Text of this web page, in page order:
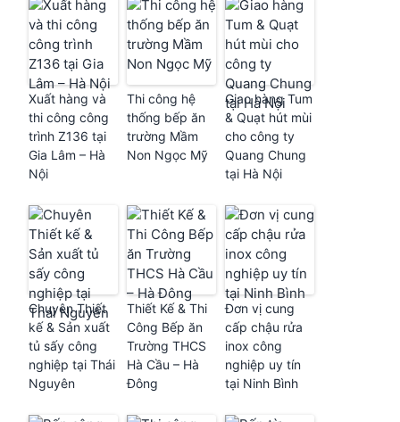
Xuất hàng và
thi công công
trình Z136 tại
Gia Lâm – Hà
Nội
Thi công hệ
thống bếp ăn
trường Mầm
Non Ngọc Mỹ
Giao hàng Tum
& Quạt hút mùi
cho công ty
Quang Chung
tại Hà Nội
Chuyên Thiết
kế & Sản xuất
tủ sấy công
nghiệp tại Thái
Nguyên
Thiết Kế & Thi
Công Bếp ăn
Trường THCS
Hà Cầu – Hà
Đông
Đơn vị cung
cấp chậu rửa
inox công
nghiệp uy tín
tại Ninh Bình